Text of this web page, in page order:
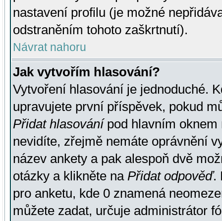
nastavení profilu (je možné
odstraněním tohoto zaškrtnutí).
Návrat nahoru
Jak vytvořím hlasování?
Vytvoření hlasování je jednoduché.
upravujete první příspěvek, pokud
Přidat hlasovánípod hlavním oknem
nevidíte, zřejmě nemáte oprávnění
název ankety a pak alespoň dvě
otázky a klikněte na Přidat odpověď.
pro anketu, kde 0 znamená
můžete zadat, určuje administrátor